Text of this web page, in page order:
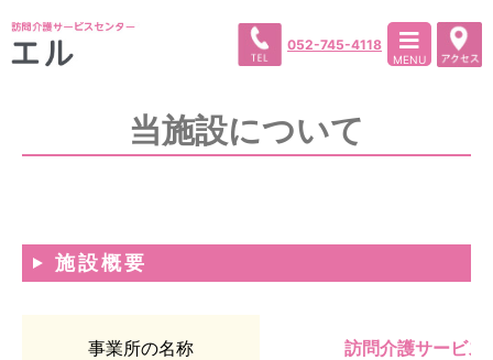
052-745-4118
MENU
当施設について
施設概要
事業所の名称 訪問介護サービ